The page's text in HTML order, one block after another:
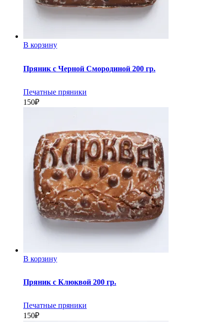
В корзину
Пряник с Черной Смородиной 200 гр.
Печатные пряники
150₽
В корзину
Пряник с Клюквой 200 гр.
Печатные пряники
150₽